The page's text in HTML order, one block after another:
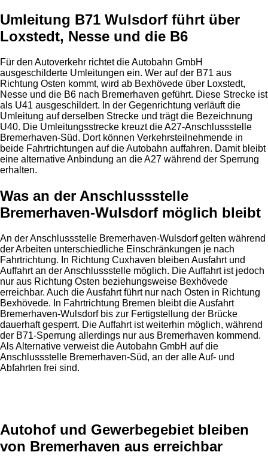
Umleitung B71 Wulsdorf führt über
Loxstedt, Nesse und die B6
Für den Autoverkehr richtet die Autobahn GmbH
ausgeschilderte Umleitungen ein. Wer auf der B71 aus
Richtung Osten kommt, wird ab Bexhövede über Loxstedt,
Nesse und die B6 nach Bremerhaven geführt. Diese Strecke ist
als U41 ausgeschildert. In der Gegenrichtung verläuft die
Umleitung auf derselben Strecke und trägt die Bezeichnung
U40. Die Umleitungsstrecke kreuzt die A27-Anschlussstelle
Bremerhaven-Süd. Dort können Verkehrsteilnehmende in
beide Fahrtrichtungen auf die Autobahn auffahren. Damit bleibt
eine alternative Anbindung an die A27 während der Sperrung
erhalten.
Was an der Anschlussstelle
Bremerhaven-Wulsdorf möglich bleibt
An der Anschlussstelle Bremerhaven-Wulsdorf gelten während
der Arbeiten unterschiedliche Einschränkungen je nach
Fahrtrichtung. In Richtung Cuxhaven bleiben Ausfahrt und
Auffahrt an der Anschlussstelle möglich. Die Auffahrt ist jedoch
nur aus Richtung Osten beziehungsweise Bexhövede
erreichbar. Auch die Ausfahrt führt nur nach Osten in Richtung
Bexhövede. In Fahrtrichtung Bremen bleibt die Ausfahrt
Bremerhaven-Wulsdorf bis zur Fertigstellung der Brücke
dauerhaft gesperrt. Die Auffahrt ist weiterhin möglich, während
der B71-Sperrung allerdings nur aus Bremerhaven kommend.
Als Alternative verweist die Autobahn GmbH auf die
Anschlussstelle Bremerhaven-Süd, an der alle Auf- und
Abfahrten frei sind.
Autohof und Gewerbegebiet bleiben
von Bremerhaven aus erreichbar